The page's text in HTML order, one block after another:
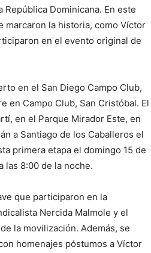
Dominicana. En este
marcaron la historia, como Víctor
en el evento original de
en el San Diego Campo Club,
en Campo Club, San Cristóbal. El
en el Parque Mirador Este, en
a Santiago de los Caballeros el
primera etapa el domingo 15 de
las 8:00 de la noche.
que participaron en la
Nercida Malmole y el
la movilización. Además, se
homenajes póstumos a Víctor